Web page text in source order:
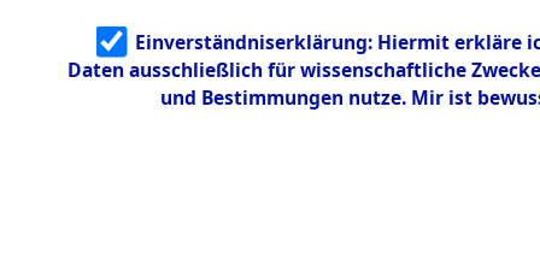
Identifizierun
g
5.3.3
Todesmärsch
Einverständniserklärung: Hiermit erkläre
Daten ausschließlich für wissenschaftliche
und Bestimmungen nutze. Mir ist